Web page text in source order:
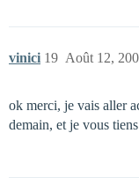
vinici Août 12,
19
ok merci, je vais aller
demain, et je vous